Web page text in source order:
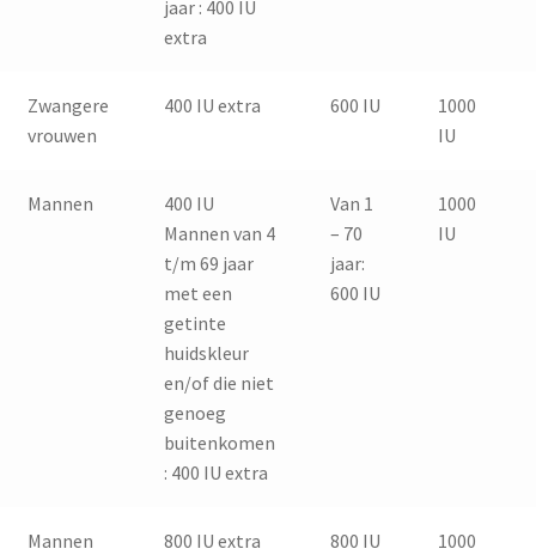
jaar : 400 IU
extra
Zwangere
vrouwen
400 IU extra 600 IU
1000
IU
Mannen
400 IU
Mannen van 4
t/m 69 jaar
met een
getinte
huidskleur
en/of die niet
genoeg
buitenkomen
: 400 IU extra
Van 1
– 70
jaar:
600 IU
1000
IU
Mannen
800 IU extra 800 IU
1000